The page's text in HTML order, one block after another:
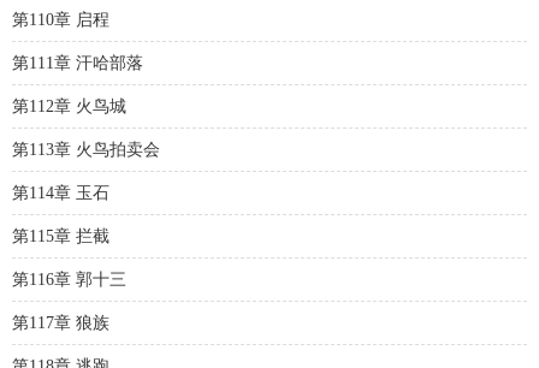
第110章 启程
第111章 汗哈部落
第112章 火鸟城
第113章 火鸟拍卖会
第114章 玉石
第115章 拦截
第116章 郭十三
第117章 狼族